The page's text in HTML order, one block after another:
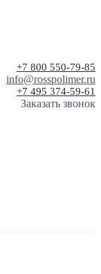
+7 800 550-79-85
info@rosspolimer.ru
+7 495 374-59-61
Заказать звонок